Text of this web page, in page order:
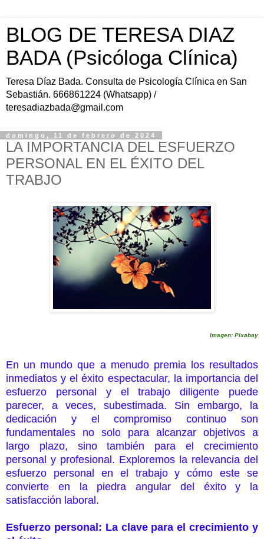
BLOG DE TERESA DIAZ
BADA (Psicóloga Clínica)
Teresa Díaz Bada. Consulta de Psicología Clínica en San
Sebastián. 666861224 (Whatsapp) /
teresadiazbada@gmail.com
domingo, 11 de febrero de 2024
LA IMPORTANCIA DEL ESFUERZO
PERSONAL EN EL ÉXITO DEL
TRABJO
Imagen: Pixabay
En un mundo que a menudo premia los resultados
inmediatos y el éxito espectacular, la importancia del
esfuerzo personal y el trabajo diligente puede
parecer, a veces, subestimada. Sin embargo, la
dedicación y el compromiso continuo son
fundamentales no solo para alcanzar objetivos a
largo plazo, sino también para el crecimiento
personal y profesional. Exploremos la relevancia del
esfuerzo personal en el trabajo y cómo este se
convierte en la piedra angular del éxito y la
satisfacción laboral.
Esfuerzo personal: La clave para el crecimiento y